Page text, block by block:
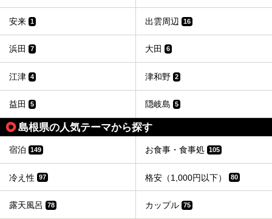
安来 1 出雲周辺 16
浜田 7 大田 6
江津 4 津和野 2
益田 5 隠岐島 5
島根県の人気テーマから探す
宿泊 149 お食事・食事処 105
冷え性 97 格安（1,000円以下） 80
露天風呂 78 カップル 75